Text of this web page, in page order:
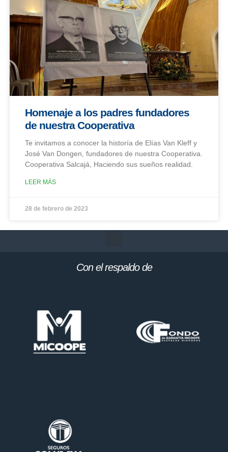
Homenaje a los padres fundadores
de nuestra Cooperativa
Te invitamos a conocer la historía de Elías Van Kleff y
José Van Dongen, fundadores de nuestra Cooperativa.
Cooperativa Salcajá, Haciendo sus sueños realidad.
LEER MÁS
28 de febrero de 2023
Con el respaldo de